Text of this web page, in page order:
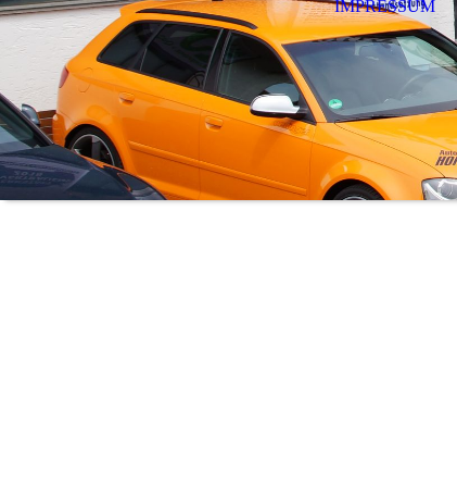
IMPRESSUM